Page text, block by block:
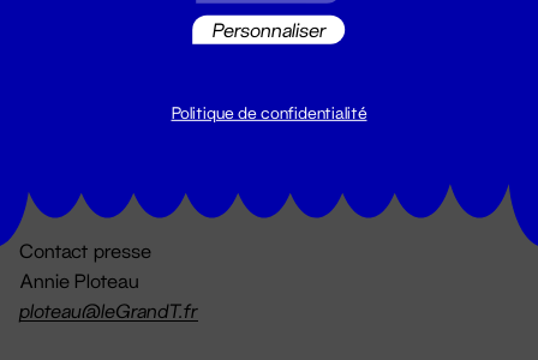
billetterie@leGrandT.fr
Contact presse
Annie Ploteau
ploteau@leGrandT.fr
Personnaliser
Politique de confidentialité